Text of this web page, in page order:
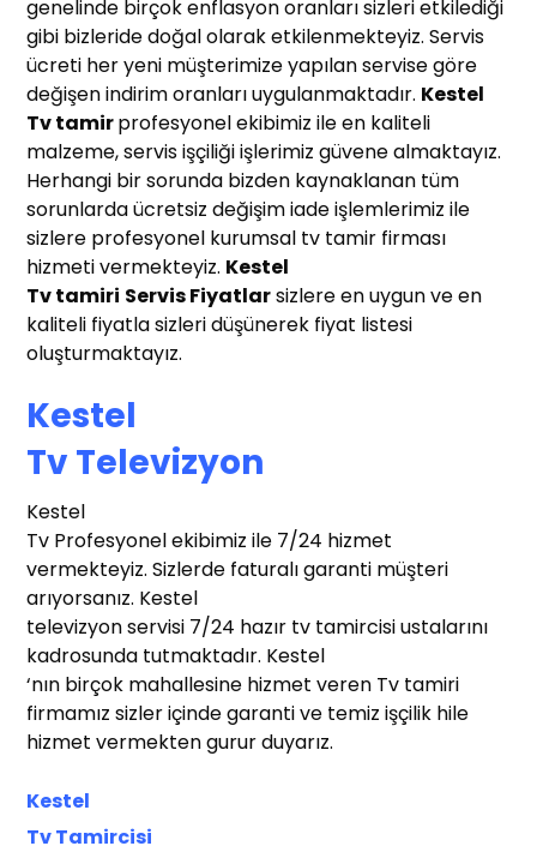
genelinde birçok enflasyon oranları sizleri etkilediği
gibi bizleride doğal olarak etkilenmekteyiz. Servis
ücreti her yeni müşterimize yapılan servise göre
değişen indirim oranları uygulanmaktadır. Kestel
Tv tamirprofesyonel ekibimiz ile en kaliteli
malzeme, servis işçiliği işlerimiz güvene almaktayız.
Herhangi bir sorunda bizden kaynaklanan tüm
sorunlarda ücretsiz değişim iade işlemlerimiz ile
sizlere profesyonel kurumsal tv tamir firması
hizmeti vermekteyiz. Kestel
Tv tamiri Servis Fiyatlarsizlere en uygun ve en
kaliteli fiyatla sizleri düşünerek fiyat listesi
oluşturmaktayız.
Kestel
Tv Televizyon
Kestel
Tv Profesyonel ekibimiz ile 7/24 hizmet
vermekteyiz. Sizlerde faturalı garanti müşteri
arıyorsanız. Kestel
televizyon servisi 7/24 hazır tv tamircisi ustalarını
kadrosunda tutmaktadır. Kestel
‘nın birçok mahallesine hizmet veren Tv tamiri
firmamız sizler içinde garanti ve temiz işçilik hile
hizmet vermekten gurur duyarız.
Kestel
TvTamircisi